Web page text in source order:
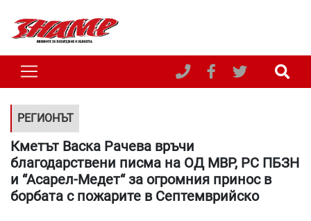
РЕГИОНЪТ
Кметът Васка Рачева връчи
благодарствени писма на ОД МВР, РС ПБЗН
и “Асарел-Медет“ за огромния принос в
борбата с пожарите в Септемврийско